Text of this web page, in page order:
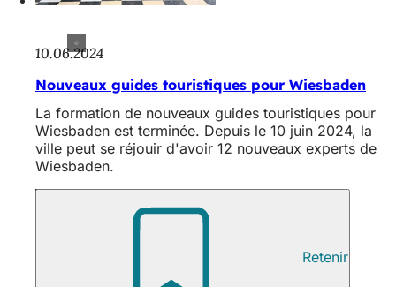
10.06.2024
Nouveaux guides touristiques pour Wiesbaden
La formation de nouveaux guides touristiques pour
Wiesbaden est terminée. Depuis le 10 juin 2024, la
ville peut se réjouir d'avoir 12 nouveaux experts de
Wiesbaden.
Retenir